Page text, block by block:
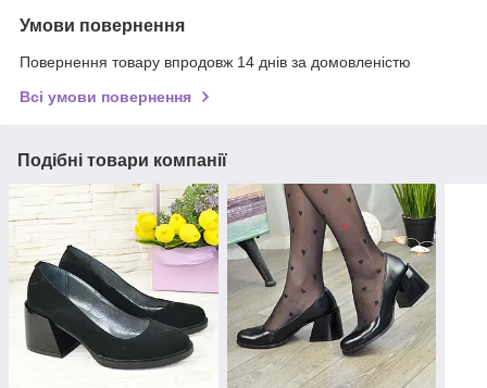
Умови повернення
Повернення товару впродовж 14 днів за домовленістю
Всі умови повернення
Подібні товари компанії